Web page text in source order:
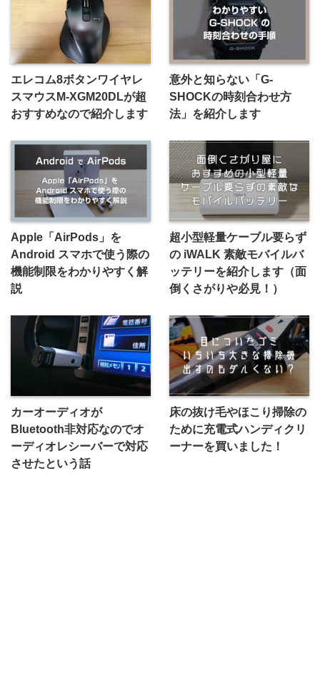
エレコム8ボタンワイヤレ
スマウスM-XGM20DLが超
おすすめなので紹介します
意外と知らない「G-
SHOCKの時刻合わせ方
法」を紹介します
Apple「AirPods」を
Android スマホで使う際の
機能制限をわかりやすく解
説
超小型軽量ケーブル要らず
の iWALK 素敵モバイルバ
ッテリーを紹介します（面
倒くさがりや必見！）
カーオーディオが
Bluetooth非対応なのでオ
ーディオレシーバーで対応
させたという話
床の抜け毛やほこり掃除の
ために充電式ハンディクリ
ーナーを買いました！